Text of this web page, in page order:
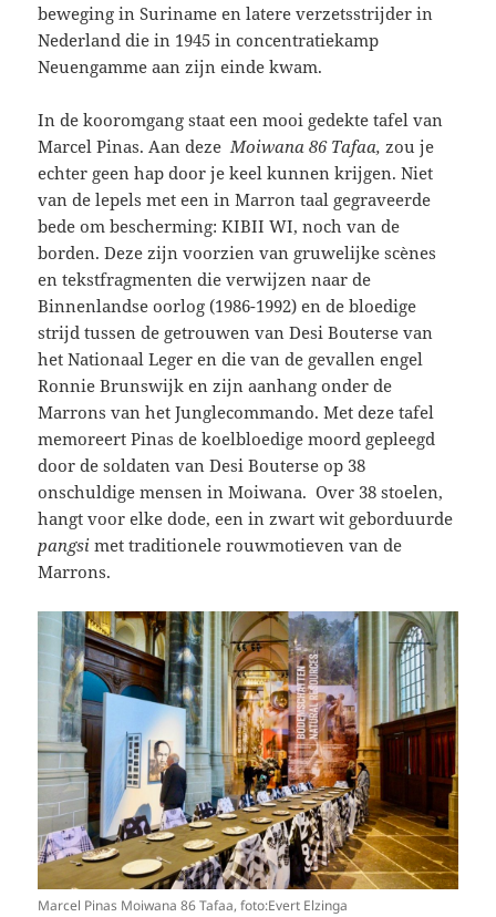
beweging in Suriname en latere verzetsstrijder in
Nederland die in 1945 in concentratiekamp
Neuengamme aan zijn einde kwam.
In de kooromgang staat een mooi gedekte tafel van
Marcel Pinas. Aan deze Moiwana 86 Tafaa,zou je
echter geen hap door je keel kunnen krijgen. Niet
van de lepels met een in Marron taal gegraveerde
bede om bescherming: KIBII WI, noch van de
borden. Deze zijn voorzien van gruwelijke scènes
en tekstfragmenten die verwijzen naar de
Binnenlandse oorlog (1986-1992) en de bloedige
strijd tussen de getrouwen van Desi Bouterse van
het Nationaal Leger en die van de gevallen engel
Ronnie Brunswijk en zijn aanhang onder de
Marrons van het Junglecommando. Met deze tafel
memoreert Pinas de koelbloedige moord gepleegd
door de soldaten van Desi Bouterse op 38
onschuldige mensen in Moiwana. Over 38 stoelen,
hangt voor elke dode, een in zwart wit geborduurde
pangsimet traditionele rouwmotieven van de
Marrons.
Marcel Pinas Moiwana 86 Tafaa, foto:Evert Elzinga